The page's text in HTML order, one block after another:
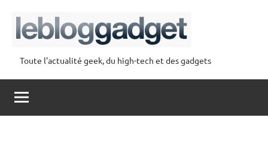
contenu
lebloggadget
Toute l'actualité geek, du high-tech et des gadgets